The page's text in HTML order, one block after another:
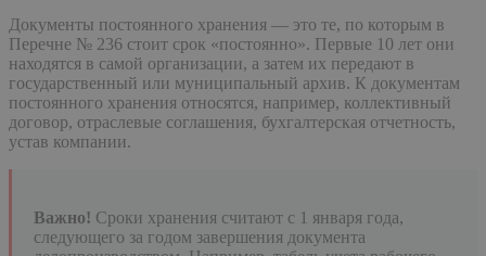
Документы постоянного хранения — это те, по которым в
Перечне № 236 стоит срок «постоянно». Первые 10 лет они
находятся в самой организации, а затем их передают в
государственный или муниципальный архив. К документам
постоянного хранения относятся, например, коллективный
договор, отраслевые соглашения, бухгалтерская отчетность,
устав компании.
Важно! Сроки хранения считают с 1 января года,
следующего за годом завершения документа